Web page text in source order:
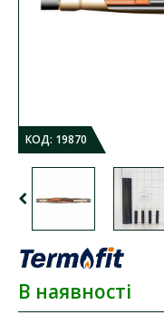
КОД: 19870
В наявності